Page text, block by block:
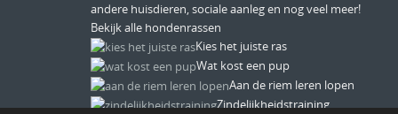
andere huisdieren, sociale aanleg en nog veel meer!
Bekijk alle hondenrassen
Kies het juiste ras
Wat kost een pup
Aan de riem leren lopen
Zindelijkheidstraining